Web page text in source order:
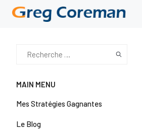
MAIN MENU
Mes Stratégies Gagnantes
Le Blog